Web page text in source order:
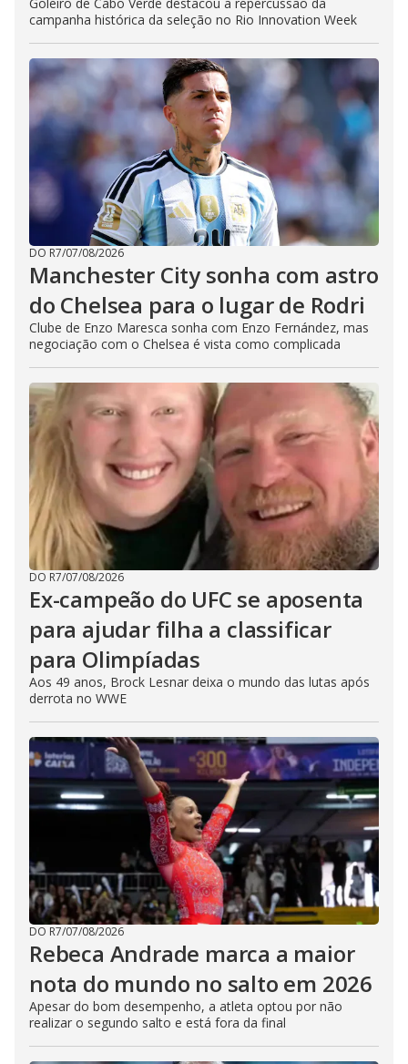
campanha histórica da seleção no Rio Innovation Week
DO R7/07/08/2026
Manchester City sonha com astro
do Chelsea para o lugar de Rodri
Clube de Enzo Maresca sonha com Enzo Fernández, mas
negociação com o Chelsea é vista como complicada
DO R7/07/08/2026
Ex-campeão do UFC se aposenta
para ajudar filha a classificar
para Olimpíadas
Aos 49 anos, Brock Lesnar deixa o mundo das lutas após
derrota no WWE
DO R7/07/08/2026
Rebeca Andrade marca a maior
nota do mundo no salto em 2026
Apesar do bom desempenho, a atleta optou por não
realizar o segundo salto e está fora da final